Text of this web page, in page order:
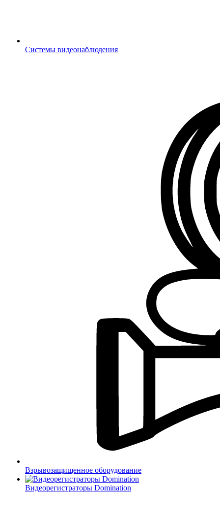
Системы видеонаблюдения
Взрывозащищенное оборудование
Видеорегистраторы Domination